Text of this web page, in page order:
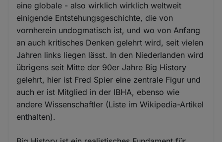
eine globale - also wirklich wirklich weltweit
einigende Entstehungsgeschichte, die von
vornherein undogmatisch ist, und wo von Anfang
an auch kritisches Denken gelehrt wird, seit vielen
Jahren links liegen lässt. In den Niederlanden wird
übrigens seit Mitte der 90er Jahre Big History
gelehrt, hier ist Fred Spier eine zentrale Figur und
auch er ist Mitglied in der IBHA, ebenso wie
andere Wissenschaftler (Liste im Wikipedia-Artikel
enthalten).